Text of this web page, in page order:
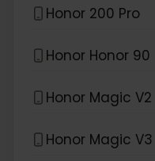
Honor 200 Pro
Honor Honor 90
Honor Magic V2
Honor Magic V3